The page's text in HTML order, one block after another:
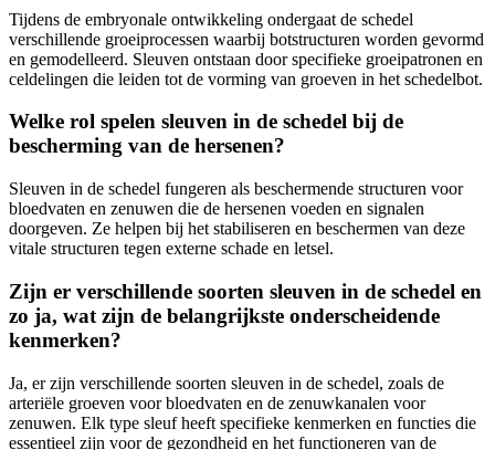
Tijdens de embryonale ontwikkeling ondergaat de schedel
verschillende groeiprocessen waarbij botstructuren worden gevormd
en gemodelleerd. Sleuven ontstaan door specifieke groeipatronen en
celdelingen die leiden tot de vorming van groeven in het schedelbot.
Welke rol spelen sleuven in de schedel bij de
bescherming van de hersenen?
Sleuven in de schedel fungeren als beschermende structuren voor
bloedvaten en zenuwen die de hersenen voeden en signalen
doorgeven. Ze helpen bij het stabiliseren en beschermen van deze
vitale structuren tegen externe schade en letsel.
Zijn er verschillende soorten sleuven in de schedel en
zo ja, wat zijn de belangrijkste onderscheidende
kenmerken?
Ja, er zijn verschillende soorten sleuven in de schedel, zoals de
arteriële groeven voor bloedvaten en de zenuwkanalen voor
zenuwen. Elk type sleuf heeft specifieke kenmerken en functies die
essentieel zijn voor de gezondheid en het functioneren van de